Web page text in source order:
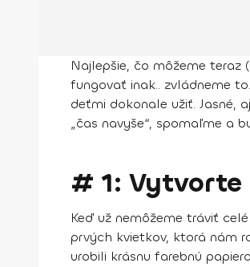
Najlepšie, čo môžeme teraz
fungovať inak.. zvládneme
deťmi dokonale užiť. Jasné,
„čas navyše“, spomaľme a
# 1: Vytvorte
Keď už nemôžeme tráviť
prvých kvietkov, ktorá nám
urobili krásnu farebnú